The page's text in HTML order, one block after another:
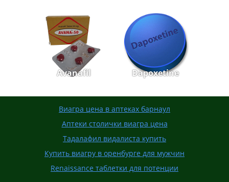
Avanafil Dapoxetine
Виагра цена в аптеках барнаул
Аптеки столички виагра цена
Тадалафил видалиста купить
Купить виагру в оренбурге для мужчин
Renaissance таблетки для потенции